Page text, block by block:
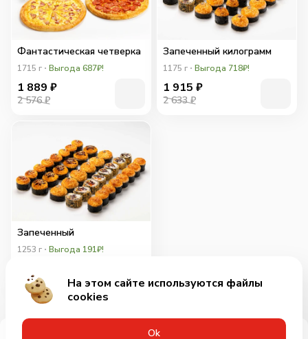
Фантастическая четверка
1715 г Выгода 687₽!
1 889 ₽
2 576 ₽
Запеченный килограмм
1175 г Выгода 718₽!
1 915 ₽
2 633 ₽
Запеченный
1253 г Выгода 191₽!
2 426 ₽
На этом сайте используются файлы
cookies
Оk